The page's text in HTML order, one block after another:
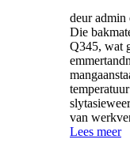
deur admin
Die
Q345, wat
van
Lees meer